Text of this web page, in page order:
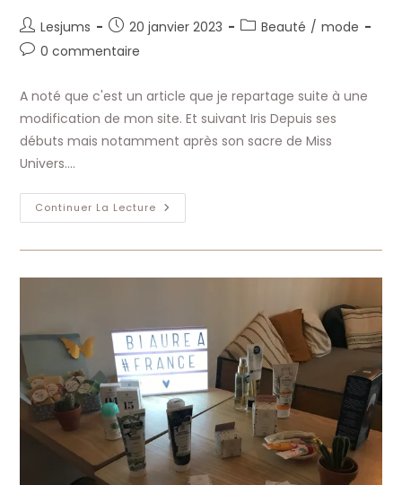
Auteur/autrice
de
Lesjums
Publication
publiée :
20 janvier 2023
PostBeauté / mode
Commentaires
publication :
0 commentaire
A noté que c'est un article que je repartage suite à une
modification de mon site. Et suivant Iris Depuis ses
débuts mais notamment après son sacre de Miss
Univers.…
Continuer La Lecture Iris
Mittenaere,
De